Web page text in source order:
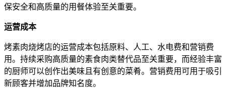
保安全和高质量的用餐体验至关重要。
运营成本
烤素肉烧烤店的运营成本包括原料、人工、水电费和营销费
用。持续采购高质量的素食肉类替代品至关重要，而经验丰富
的厨师可以创作出美味且有创意的菜肴。营销费用可用于吸引
新顾客并增加品牌知名度。